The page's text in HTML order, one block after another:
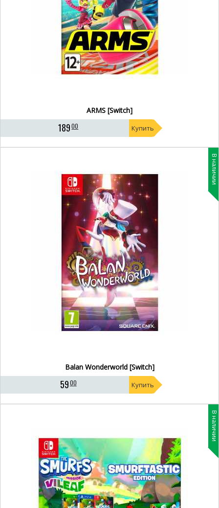
ARMS [Switch]
18900 Купить
В наличии
Balan Wonderworld [Switch]
5900 Купить
В наличии